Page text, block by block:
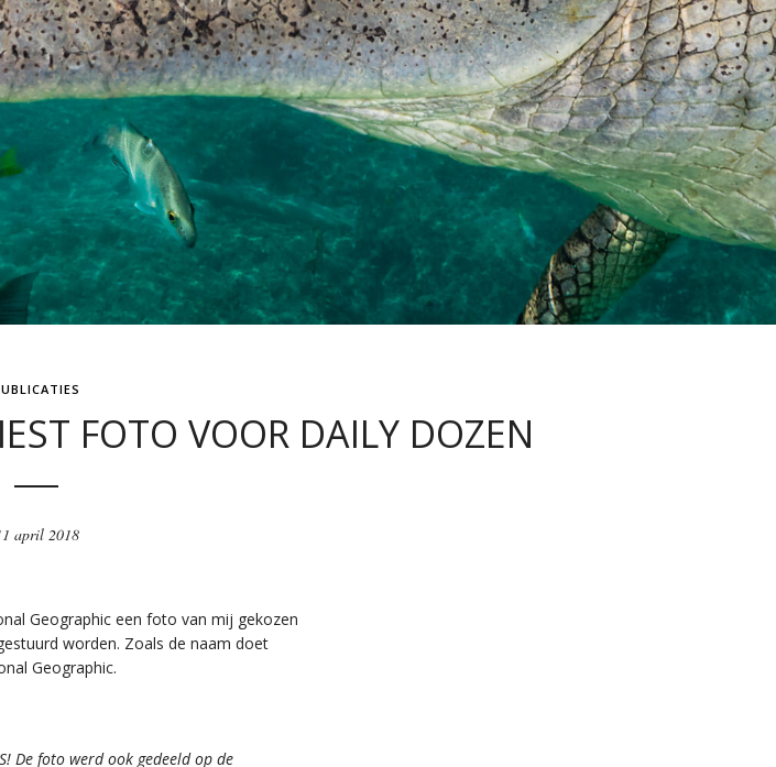
FOTO VOOR DAILY DOZEN
april 2018
Geographic een foto van mij gekozen
worden. Zoals de naam doet
Geographic.
De foto werd ook gedeeld op de